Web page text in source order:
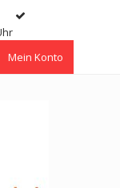
Mein Konto